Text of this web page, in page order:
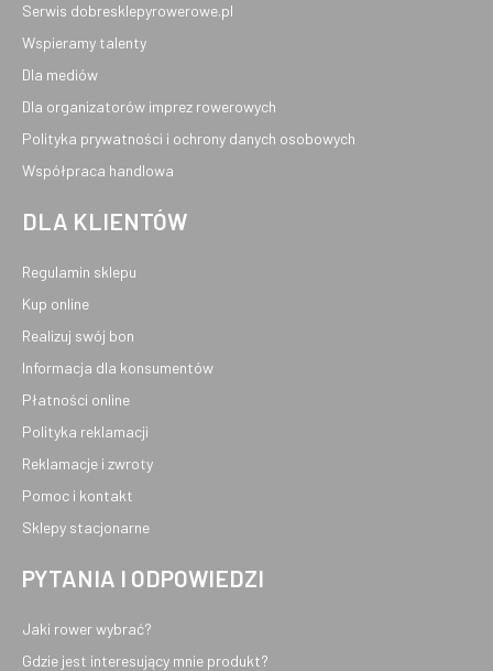
Serwis dobresklepyrowerowe.pl
Wspieramy talenty
Dla mediów
Dla organizatorów imprez rowerowych
Polityka prywatności i ochrony danych osobowych
Współpraca handlowa
DLA KLIENTÓW
Regulamin sklepu
Kup online
Realizuj swój bon
Informacja dla konsumentów
Płatności online
Polityka reklamacji
Reklamacje i zwroty
Pomoc i kontakt
Sklepy stacjonarne
PYTANIA I ODPOWIEDZI
Jaki rower wybrać?
Gdzie jest interesujący mnie produkt?